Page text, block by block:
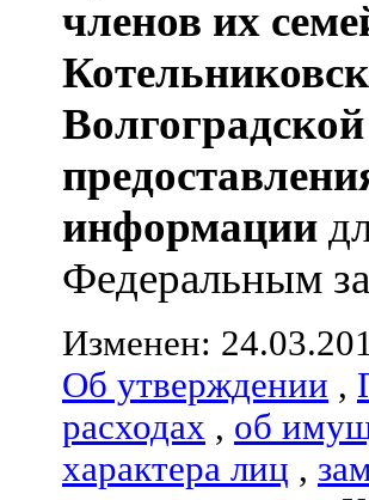
членов их
информации
Федеральным
Изменен:
Об утверждении ,
расходах , об
характера лиц ,